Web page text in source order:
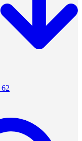
62